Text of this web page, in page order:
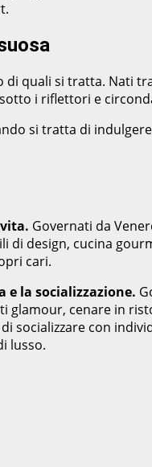
quali si tratta. Nati
i riflettori e
si tratta di
Governati da
design, cucina
cari.
e la socializzazione.
glamour, cenare in
socializzare con
lusso.